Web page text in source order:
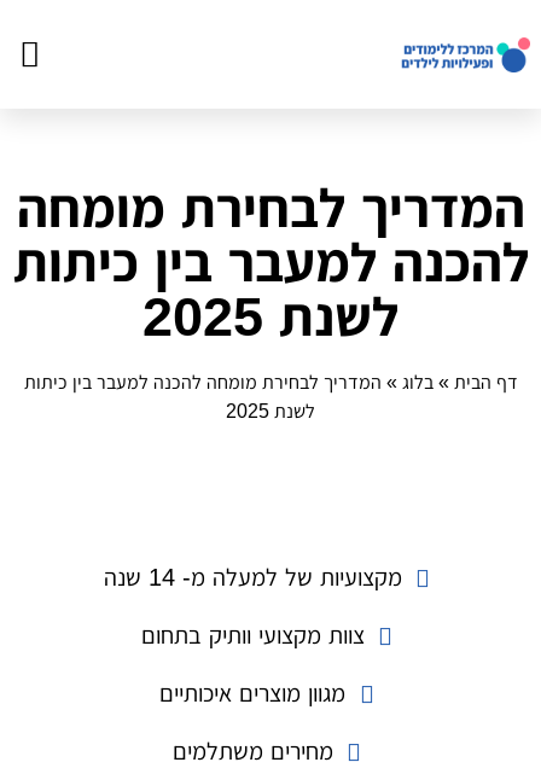
המדריך לבחירת מומחה
להכנה למעבר בין כיתות
לשנת 2025
דף הבית » בלוג » המדריך לבחירת מומחה להכנה למעבר בין כיתות
לשנת 2025
מקצועיות של למעלה מ- 14 שנה
צוות מקצועי וותיק בתחום
מגוון מוצרים איכותיים
מחירים משתלמים